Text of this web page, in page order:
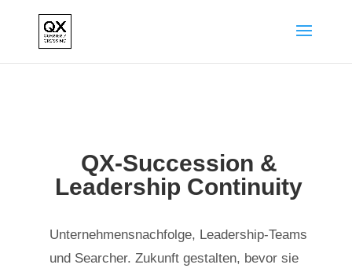
QX-Succession &
Leadership Continuity
Unternehmensnachfolge, Leadership-Teams
und Searcher. Zukunft gestalten, bevor sie